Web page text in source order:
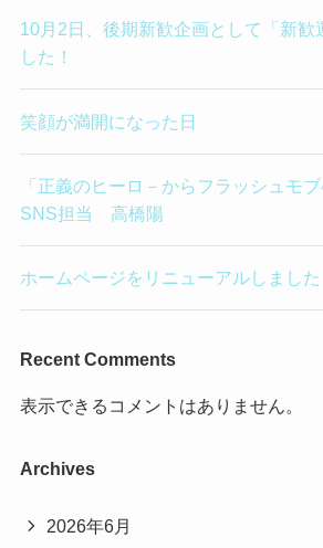
10月2日、後期新歓企画として「新歓
した！
笑顔が満開になった日
「正義のヒーロ－からフラッシュモ
SNS担当 高橋陽
ホームページをリニューアルしました
Recent Comments
表示できるコメントはありません。
Archives
2026年6月